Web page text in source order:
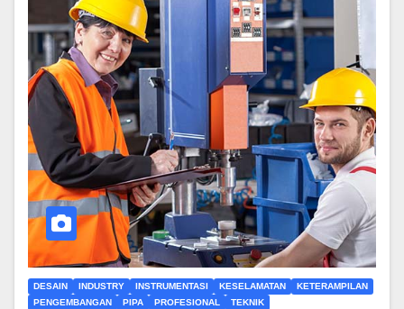
DESAIN INDUSTRY INSTRUMENTASI KESELAMATAN
KETERAMPILAN
PENGEMBANGAN
PIPA PROFESIONAL TEKNIK